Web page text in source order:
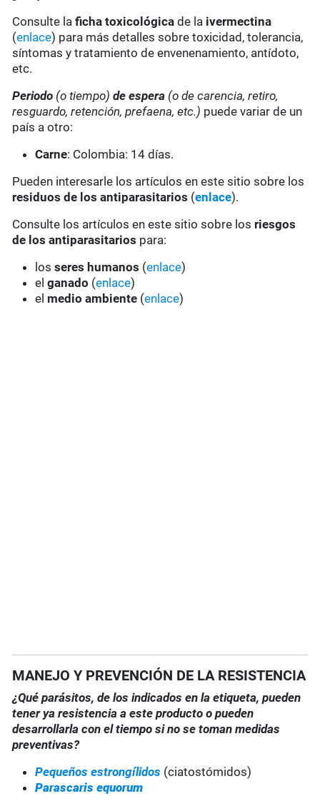
Consulte laficha toxicológica de la ivermectina
(enlace) para más detalles sobre toxicidad, tolerancia,
síntomas y tratamiento de envenenamiento, antídoto,
etc.
Periodo (o tiempo) de espera (o de carencia, retiro,
resguardo, retención, prefaena, etc.) puede variar de un
país a otro:
Carne: Colombia: 14 días.
Pueden interesarle los artículos en este sitio sobre los
residuos de los antiparasitarios (enlace).
Consulte los artículos en este sitio sobre los riesgos
de los antiparasitarios para:
losseres humanos (enlace)
elganado (enlace)
el medio ambiente (enlace)
MANEJO Y PREVENCIÓN DE LA RESISTENCIA
¿Qué parásitos, de los indicados en la etiqueta, pueden
tener ya resistencia a este producto o pueden
desarrollarla con el tiempo si no se toman medidas
preventivas?
Pequeños estrongílidos (ciatostómidos)
Parascaris equorum